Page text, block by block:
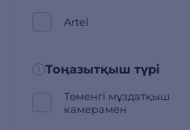
Artel
Тоңазытқыш түрі
Төменгі мұздатқыш
камерамен